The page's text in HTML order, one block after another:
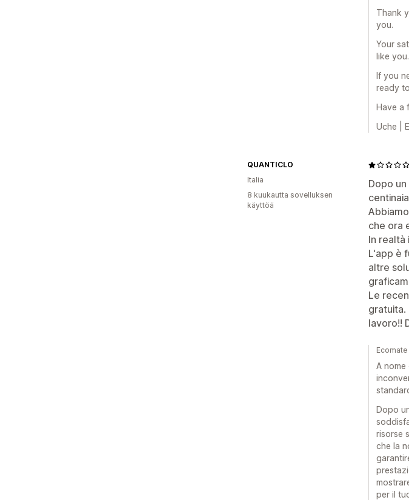
Thank
you.
Your
like you.
If you
ready
Have a
Uche |
Dopo
che ora
In realtà
L'app è
altre
Le
gratuita.
lavoro!!
QUANTICLO
Italia
8 kuukautta sovelluksen
käyttöä
A nome
Dopo
risorse
che la
per il